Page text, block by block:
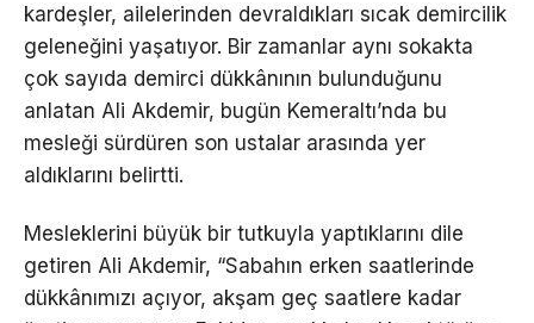
kardeşler, ailelerinden devraldıkları sıcak demircilik
geleneğini yaşatıyor. Bir zamanlar aynı sokakta
çok sayıda demirci dükkânının bulunduğunu
anlatan Ali Akdemir, bugün Kemeraltı’nda bu
mesleği sürdüren son ustalar arasında yer
aldıklarını belirtti.
Mesleklerini büyük bir tutkuyla yaptıklarını dile
getiren Ali Akdemir, “Sabahın erken saatlerinde
dükkânımızı açıyor, akşam geç saatlere kadar